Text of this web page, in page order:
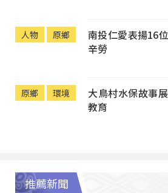
人物 原鄉
南投仁愛表揚16
辛勞
原鄉 環境
大鳥村水保故事
教育
推薦新聞